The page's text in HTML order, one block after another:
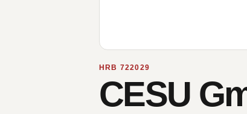
HRB 722029
CESU